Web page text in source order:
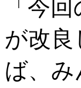
「今
が改
ば、